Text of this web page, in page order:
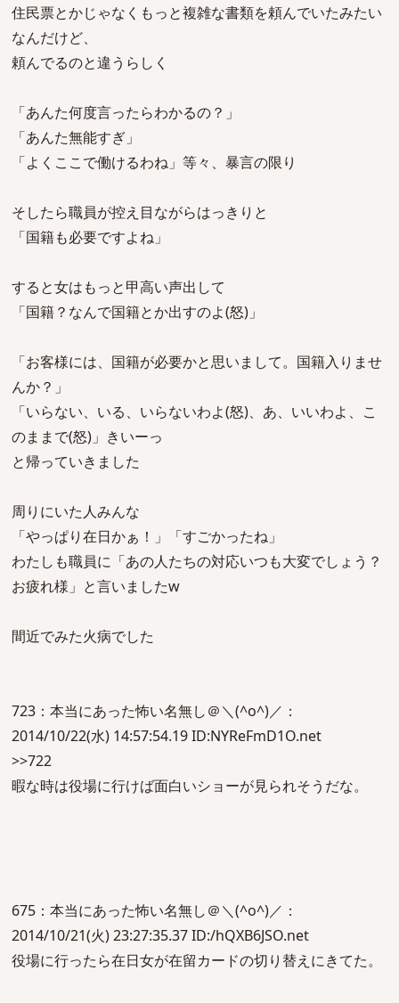
住民票とかじゃなくもっと複雑な書類を頼んでいたみたい
なんだけど、
頼んでるのと違うらしく
「あんた何度言ったらわかるの？」
「あんた無能すぎ」
「よくここで働けるわね」等々、暴言の限り
そしたら職員が控え目ながらはっきりと
「国籍も必要ですよね」
すると女はもっと甲高い声出して
「国籍？なんで国籍とか出すのよ(怒)」
「お客様には、国籍が必要かと思いまして。国籍入りませ
んか？」
「いらない、いる、いらないわよ(怒)、あ、いいわよ、こ
のままで(怒)」きいーっ
と帰っていきました
周りにいた人みんな
「やっぱり在日かぁ！」「すごかったね」
わたしも職員に「あの人たちの対応いつも大変でしょう？
お疲れ様」と言いましたw
間近でみた火病でした
723：本当にあった怖い名無し＠＼(^o^)／：
2014/10/22(水) 14:57:54.19 ID:NYReFmD1O.net
>>722
暇な時は役場に行けば面白いショーが見られそうだな。
675：本当にあった怖い名無し＠＼(^o^)／：
2014/10/21(火) 23:27:35.37 ID:/hQXB6JSO.net
役場に行ったら在日女が在留カードの切り替えにきてた。